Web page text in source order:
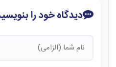
دیدگاه خود را